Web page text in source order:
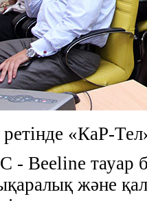
ретінде «КаР-
Beeline тауар
және